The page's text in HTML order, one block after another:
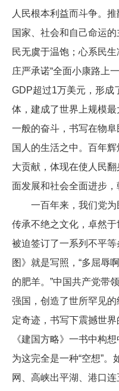
人民根本利益而斗争。
国家、社会和自己命运
民无虞于温饱；心系民
庄严承诺“全面小康路上
GDP超过1万美元，形成
体，建成了世界上规模
一般的奋斗，书写在物
国人的生活之中。百年
大贡献，体现在使人民
面发展和社会全面进步，
一百年来，我们党为
传承不绝之文化，卓然于
被迫签订了一系列不平
图》就是写照，“多屈辱
的肥羊。”中国共产党带
强国，创造了世所罕见
定奇迹，书写下震撼世
《建国方略》一书中构
为这完全是一种“空想”
网、高峡出平湖、港口